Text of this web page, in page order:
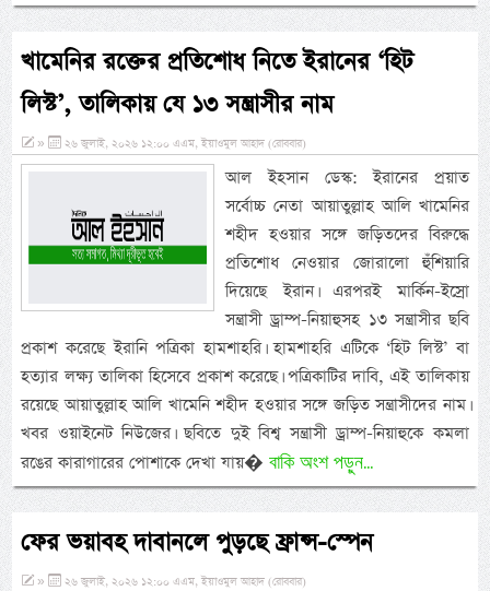
খামেনির রক্তের প্রতিশোধ নিতে ইরানের ‘হিট
লিস্ট’, তালিকায় যে ১৩ সন্ত্রাসীর নাম
» ২৬ জুলাই, ২০২৬ ১২:০০ এএম, ইয়াওমুল আহাদ (রোববার)
আল ইহসান ডেস্ক: ইরানের প্রয়াত
সর্বোচ্চ নেতা আয়াতুল্লাহ আলি খামেনির
শহীদ হওয়ার সঙ্গে জড়িতদের বিরুদ্ধে
প্রতিশোধ নেওয়ার জোরালো হুঁশিয়ারি
দিয়েছে ইরান। এরপরই মার্কিন-ইস্রো
সন্ত্রাসী ড্রাম্প-নিয়াহুসহ ১৩ সন্ত্রাসীর ছবি
প্রকাশ করেছে ইরানি পত্রিকা হামশাহরি। হামশাহরি এটিকে ‘হিট লিস্ট’ বা
হত্যার লক্ষ্য তালিকা হিসেবে প্রকাশ করেছে। পত্রিকাটির দাবি, এই তালিকায়
রয়েছে আয়াতুল্লাহ আলি খামেনি শহীদ হওয়ার সঙ্গে জড়িত সন্ত্রাসীদের নাম।
খবর ওয়াইনেট নিউজের। ছবিতে দুই বিশ্ব সন্ত্রাসী ড্রাম্প-নিয়াহুকে কমলা
রঙের কারাগারের পোশাকে দেখা যায়�বাকি অংশ পড়ুন...
ফের ভয়াবহ দাবানলে পুড়ছে ফ্রান্স-স্পেন
» ২৬ জুলাই, ২০২৬ ১২:০০ এএম, ইয়াওমুল আহাদ (রোববার)